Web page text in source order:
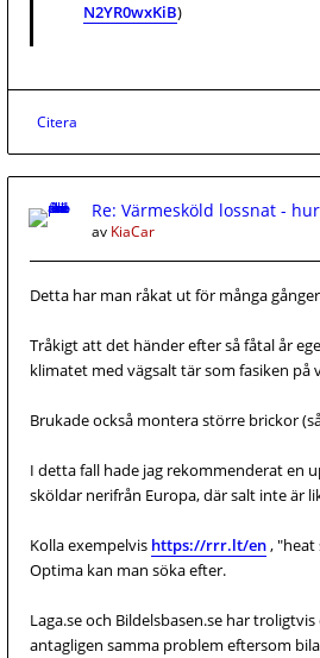
N2YR0wxKiB)
Citera
Re: Värmesköld lossnat -
av KiaCar
Detta har man råkat ut för många
Tråkigt att det händer efter så fåtal år
klimatet med vägsalt tär som fasiken på
Brukade också montera större brickor
I detta fall hade jag rekommenderat en
sköldar nerifrån Europa, där salt inte är
Kolla exempelvis https://rrr.lt/en, "heat
Optima kan man söka efter.
Laga.se och Bildelsbasen.se har
antagligen samma problem eftersom